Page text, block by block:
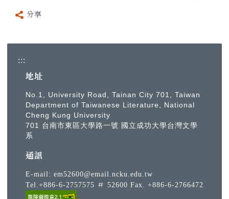
分享
:::
地址
No.1, University Road, Tainan City 701, Taiwan
Department of Taiwanese Literature, National
Cheng Kung University
701 台南市東區大學路一號 國立成功大學台灣文學
系
通訊
E-mail: em52600@email.ncku.edu.tw
Tel.+886-6-2757575 ＃ 52600 Fax. +886-6-2766472